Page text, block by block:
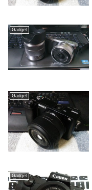
Gadget
Gadget
Gadget